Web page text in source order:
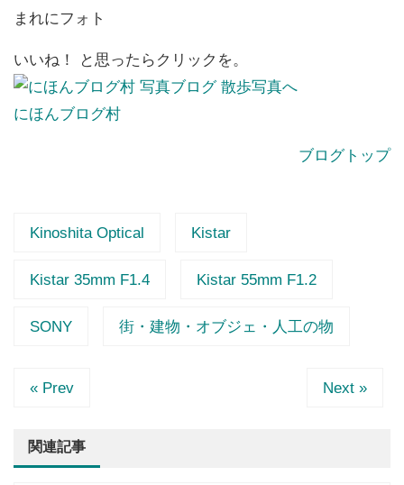
まれにフォト
いいね！ と思ったらクリックを。
にほんブログ村
ブログトップ
Kinoshita Optical Kistar
Kistar 35mm F1.4 Kistar 55mm F1.2
SONY 街・建物・オブジェ・人工の物
« Prev Next »
関連記事